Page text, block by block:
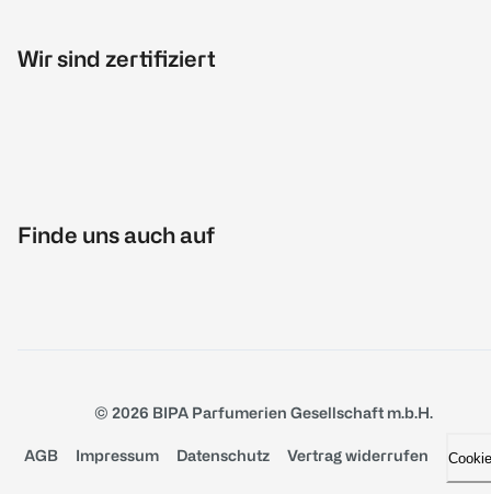
Wir sind zertifiziert
Finde uns auch auf
© 2026 BIPA Parfumerien Gesellschaft m.b.H.
AGB Impressum Datenschutz Vertrag widerrufen